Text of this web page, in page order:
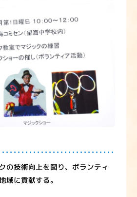
の技術向上を図り、ボランティ
域に貢献する。